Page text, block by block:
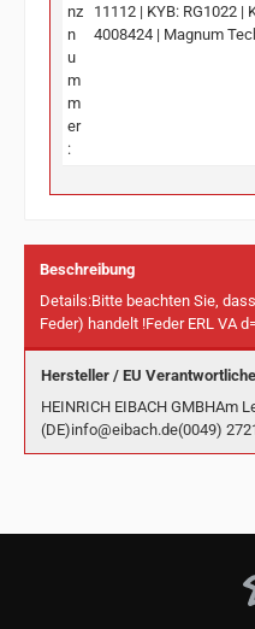
nz
n
u
m
m
er
:
11112 | KYB: RG1022 |
4008424 | Magnum
Beschreibung
Details:Bitte beachten Sie,
Feder) handelt !Feder ERL VA
Hersteller / EU
HEINRICH EIBACH GMBHAm
(DE)info@eibach.de(0049)